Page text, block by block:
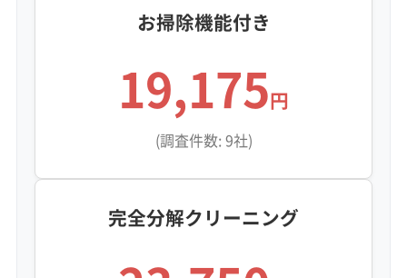
お掃除機能付き
19,175円
(調査件数: 9社)
完全分解クリーニング